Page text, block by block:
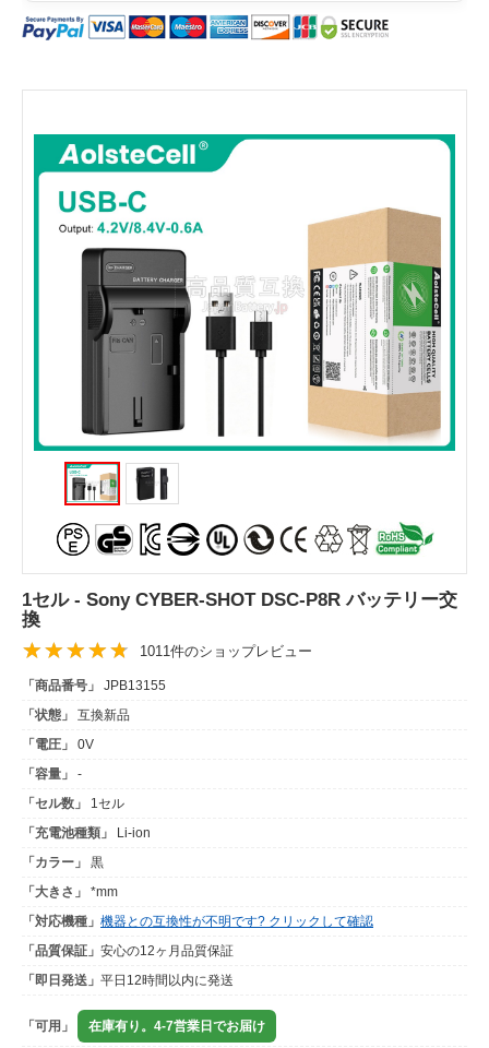
1セル - Sony CYBER-SHOT DSC-P8R バッテリー交
換
1011件のショップレビュー
「商品番号」
JPB13155
「状態」
互換新品
「電圧」
0V
「容量」
-
「セル数」
1セル
「充電池種類」
Li-ion
「カラー」
黒
「大きさ」
*mm
「対応機種」 機器との互換性が不明です? クリックして確認
「品質保証」 安心の12ヶ月品質保証
「即日発送」 平日12時間以内に発送
「可用」 在庫有り。4-7営業日でお届け